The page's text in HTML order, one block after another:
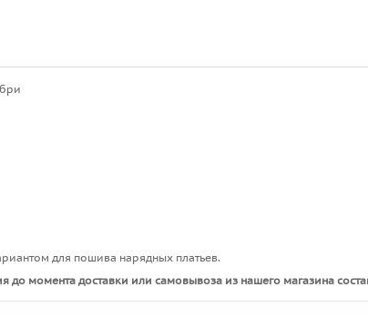
для пошива нарядных платьев.
до момента доставки или самовывоза из нашего магазина